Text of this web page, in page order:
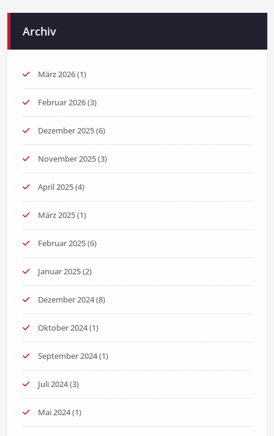
Archiv
März 2026(1)
Februar 2026(3)
Dezember 2025(6)
November 2025(3)
April 2025(4)
März 2025(1)
Februar 2025(6)
Januar 2025(2)
Dezember 2024(8)
Oktober 2024(1)
September 2024(1)
Juli 2024(3)
Mai 2024(1)